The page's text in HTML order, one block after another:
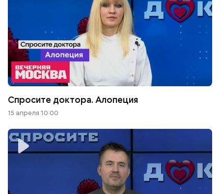
Спросите доктора. Алопеция
15 апреля 10:00